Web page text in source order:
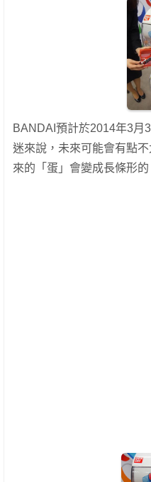
BANDAI預計於2014年3月
迷來說，未來可能會有點
來的「蛋」會變成長條形的